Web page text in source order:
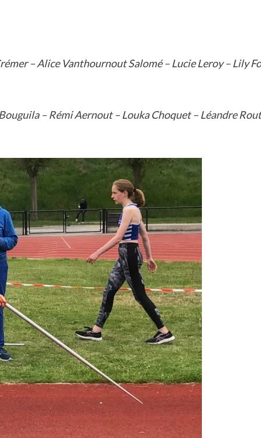
– Alice Vanthournout Salomé – Lucie Leroy – Lily
– Rémi Aernout – Louka Choquet – Léandre